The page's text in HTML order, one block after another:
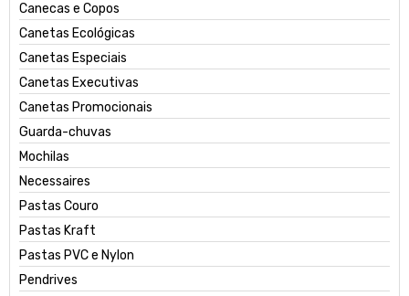
Canecas e Copos
Canetas Ecológicas
Canetas Especiais
Canetas Executivas
Canetas Promocionais
Guarda-chuvas
Mochilas
Necessaires
Pastas Couro
Pastas Kraft
Pastas PVC e Nylon
Pendrives